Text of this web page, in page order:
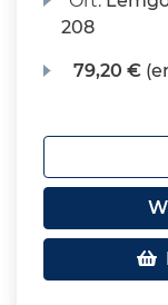
208
79,20 €